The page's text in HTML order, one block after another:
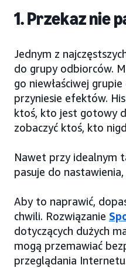
1. Przekaz nie
Jednym z
do grupy odbiorców.
go niewłaściwej
przyniesie efektów.
ktoś, kto jest gotowy
zobaczyć ktoś, kto
Nawet przy idealnym
pasuje do
Aby to naprawić,
chwili. Rozwiązanie
dotyczących dużych
mogą przemawiać
przeglądania